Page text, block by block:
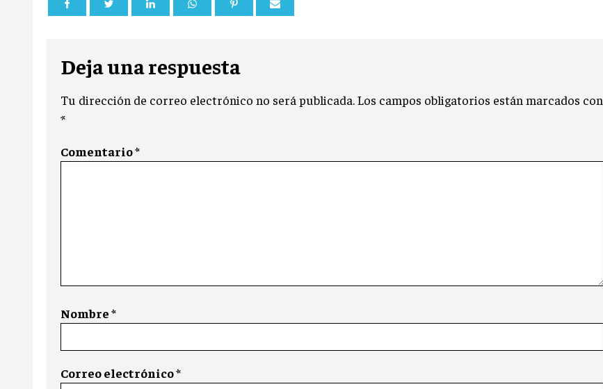
Deja una respuesta
Tu dirección de correo electrónico no será publicada. Los campos obligatorios están marcados con
*
Comentario*
Nombre*
Correo electrónico*